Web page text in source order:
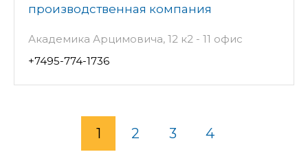
производственная компания
Академика Арцимовича, 12 к2 - 11 офис
+7495-774-1736
1 2 3 4